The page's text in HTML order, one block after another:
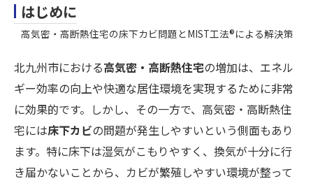
はじめに
高気密・高断熱住宅の床下カビ問題とMIST工法®による解決策
北九州市における高気密・高断熱住宅の増加は、エネル
ギー効率の向上や快適な居住環境を実現するために非常
に効果的です。しかし、その一方で、高気密・高断熱住
宅には床下カビの問題が発生しやすいという側面もあり
ます。特に床下は湿気がこもりやすく、換気が十分に行
き届かないことから、カビが繁殖しやすい環境が整って